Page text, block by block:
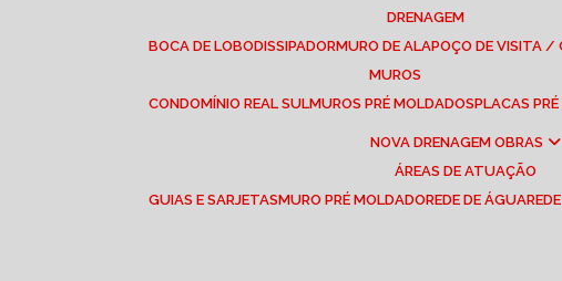
DRENAGEM
BOCA DE LOBO DISSIPADOR MURO DE ALA POÇO DE VISITA /
MUROS
CONDOMÍNIO REAL SUL
MUROS PRÉ MOLDADOS PLACAS
NOVA DRENAGEM OBRAS
ÁREAS DE ATUAÇÃO
GUIAS E SARJETAS
MURO PRÉ MOLDADO REDE DE ÁGUA